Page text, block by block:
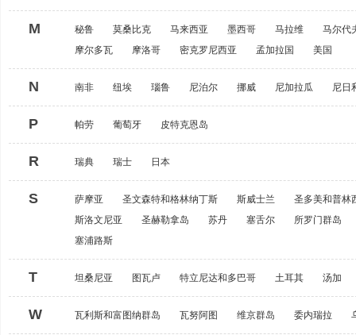
M 秘鲁 莫桑比克 马来西亚 墨西哥 马拉维
马尔代
摩尔多瓦
摩洛哥 密克罗尼西亚 孟加拉国 美国
N 南非 纽埃 瑙鲁 尼泊尔 挪威 尼加拉瓜 尼日
P 帕劳 葡萄牙 皮特克恩岛
R 瑞典 瑞士 日本
S 萨摩亚 圣文森特和格林纳丁斯 斯威士兰
圣多美和普林
斯洛文尼亚
圣赫勒拿岛 苏丹 塞舌尔
所罗门群岛
塞浦路斯
T 坦桑尼亚 图瓦卢 特立尼达和多巴哥 土耳其 汤加
W 瓦利斯和富图纳群岛 瓦努阿图 维京群岛 委内瑞拉